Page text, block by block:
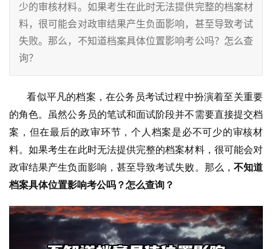
少的审核材料。如果考生在此时无法提供完整的档案材
料，很可能会对政审结果产生负面影响，甚至导致考试
失败。那么，不知道档案具体位置影响考公吗？怎么查
询？
看似平凡的档案，在公务员考试过程中扮演着至关重要
的角色。 虽然公务员的笔试和面试阶段并不需要直接提交档
案，但在最后的政审环节，个人档案是必不可少的审核材
料。如果考生在此时无法提供完整的档案材料，很可能会对
政审结果产生负面影响，甚至导致考试失败。那么， 不知道
档案具体位置影响考公吗？怎么查询？